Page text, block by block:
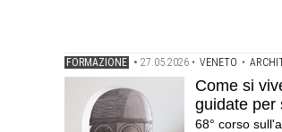
FORMAZIONE • 27.05.2026 • VENETO •
Come si
guidate per
68° corso